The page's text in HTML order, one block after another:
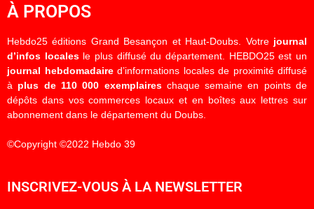
À PROPOS
Hebdo25 éditions Grand Besançon et Haut-Doubs. Votre journal
d’infos localesle plus diffusé du département. HEBDO25 est un
journal hebdomadaired’informations locales de proximité diffusé
à plus de 110 000 exemplaireschaque semaine en points de
dépôts dans vos commerces locaux et en boîtes aux lettres sur
abonnement dans le département du Doubs.
©Copyright ©2022 Hebdo 39
INSCRIVEZ-VOUS À LA NEWSLETTER